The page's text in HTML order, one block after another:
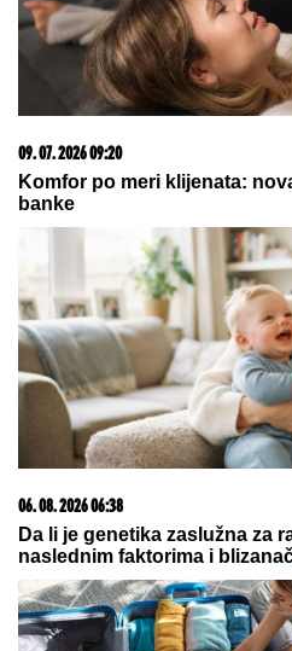
09. 07. 2026 09:20
Komfor po meri klijenata:
banke
06. 08. 2026 06:38
Da li je genetika zaslužna za
naslednim faktorima i